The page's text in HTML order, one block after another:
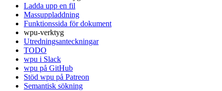
Ladda upp en fil
Massuppladdning
Funktionssida för dokument
wpu-verktyg
Utredningsanteckningar
TODO
wpu i Slack
wpu på GitHub
Stöd wpu på Patreon
Semantisk sökning